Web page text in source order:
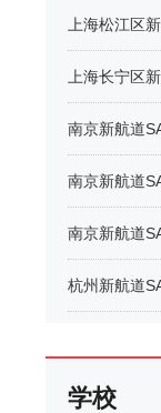
上海松江区
上海长宁区
南京新航道
南京新航道
南京新航道
杭州新航道
学校